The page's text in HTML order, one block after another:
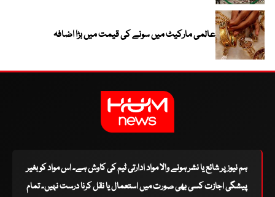
عالمی مارکیٹ میں سونے کی قیمت میں بڑا اضافہ
ہم نیوز پر شائع یا نشر ہونے والا مواد ادارتی ٹیم کی کاوش ہے۔ اس مواد کو بغیر
پیشگی اجازت کسی بھی صورت میں استعمال یا نقل کرنا درست نہیں۔ تمام